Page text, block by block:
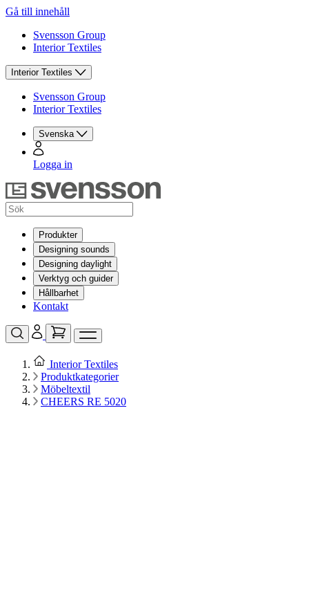
Gå till innehåll
Svensson Group
Interior Textiles
Interior Textiles
Svensson Group
Interior Textiles
Svenska
Logga in
Produkter
Designing sounds
Designing daylight
Verktyg och guider
Hållbarhet
Kontakt
Interior Textiles
Produktkategorier
Möbeltextil
CHEERS RE 5020